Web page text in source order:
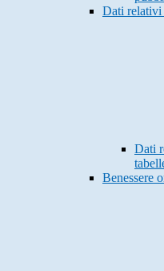
Dati relativi
Dati
Benessere